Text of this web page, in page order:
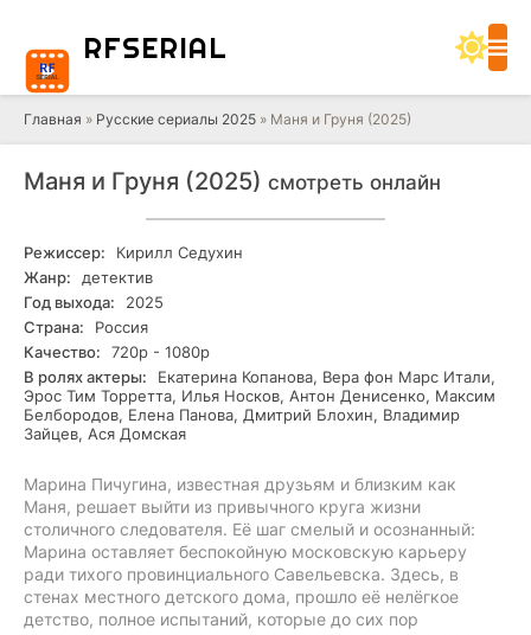
RFSERIAL
Главная » Русские сериалы 2025 » Маня и Груня (2025)
Маня и Груня (2025) смотреть онлайн
Режиссер:
Кирилл Седухин
Жанр:
детектив
Год выхода:
2025
Страна:
Россия
Качество:
720р - 1080р
В ролях актеры:
Екатерина Копанова, Вера фон Марс Итали,
Эрос Тим Торретта, Илья Носков, Антон Денисенко, Максим
Белбородов, Елена Панова, Дмитрий Блохин, Владимир
Зайцев, Ася Домская
Марина Пичугина, известная друзьям и близким как
Маня, решает выйти из привычного круга жизни
столичного следователя. Её шаг смелый и осознанный:
Марина оставляет беспокойную московскую карьеру
ради тихого провинциального Савельевска. Здесь, в
стенах местного детского дома, прошло её нелёгкое
детство, полное испытаний, которые до сих пор